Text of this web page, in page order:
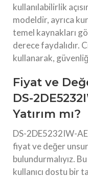
kullanılabilirlik
modeldir, ayrıca
temel kaynakları
derece faydalıdır.
kullanarak,
Fiyat ve
DS-
Yatırım mı?
DS-2DE5232IW-
fiyat ve değer
bulundurmalıyız.
kullanıcı dostu bir